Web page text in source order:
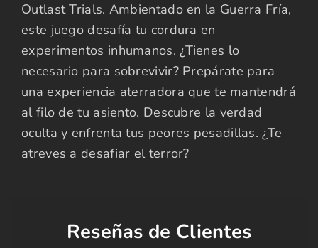
Outlast Trials. Ambientado en la Guerra Fría,
este juego desafía tu cordura en
experimentos inhumanos. ¿Tienes lo
necesario para sobrevivir? Prepárate para
una experiencia aterradora que te mantendrá
al filo de tu asiento. Descubre la verdad
oculta y enfrenta tus peores pesadillas. ¿Te
atreves a desafiar el terror?
Reseñas de Clientes